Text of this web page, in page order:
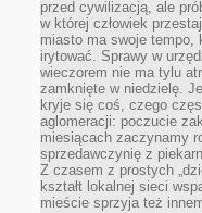
przed cywilizacją, ale
w której człowiek
miasto ma swoje tempo,
irytować. Sprawy w
wieczorem nie ma tylu
zamknięte w niedzielę.
kryje się coś, czego
aglomeracji: poczucie
miesiącach zaczynamy
sprzedawczynię z
Z czasem z prostych
kształt lokalnej sieci
mieście sprzyja też